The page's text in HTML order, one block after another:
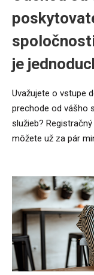
je
Uvažujete o vstupe
prechode od vášho
služieb?
môžete už za pár